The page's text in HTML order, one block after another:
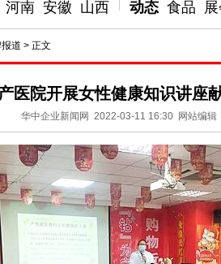
河南 安徽 山西
动态 食品
道 > 正文
医院开展女性健康知识讲座
华中企业新闻网 2022-03-11 16:30 网站编辑